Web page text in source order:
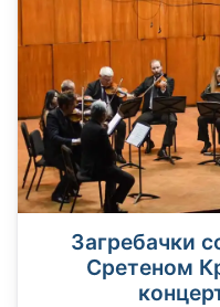
Загребачки
Сретеном